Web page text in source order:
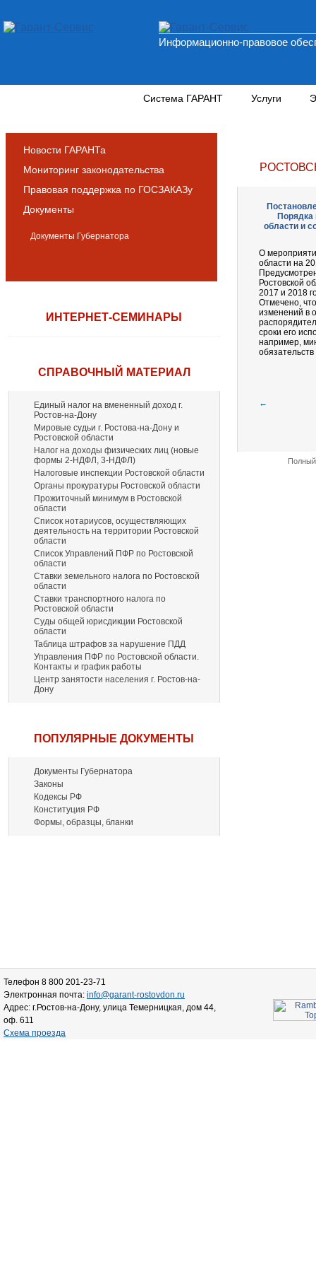
Информационно-правовое
Система ГАРАНТ Услуги
Новости ГАРАНТа
Мониторинг законодательства
Правовая поддержка по ГОСЗАКАЗу
Документы
Документы Губернатора
ИНТЕРНЕТ-СЕМИНАРЫ
СПРАВОЧНЫЙ МАТЕРИАЛ
Единый налог на вмененный доход г.
Ростов-на-Дону
Мировые судьи г. Ростова-на-Дону и
Ростовской области
Налог на доходы физических лиц (новые
формы 2-НДФЛ, 3-НДФЛ)
Налоговые инспекции Ростовской области
Органы прокуратуры Ростовской области
Прожиточный минимум в Ростовской
области
Список нотариусов, осуществляющих
деятельность на территории Ростовской
области
Список Управлений ПФР по Ростовской
области
Ставки земельного налога по Ростовской
области
Ставки транспортного налога по
Ростовской области
Суды общей юрисдикции Ростовской
области
Таблица штрафов за нарушение ПДД
Управления ПФР по Ростовской области.
Контакты и график работы
Центр занятости населения г. Ростов-на-
Дону
ПОПУЛЯРНЫЕ ДОКУМЕНТЫ
Документы Губернатора
Законы
Кодексы РФ
Конституция РФ
Формы, образцы, бланки
Порядка
области и
О
области на
Ростовской
2017 и 2018
Отмечено,
изменений в
сроки его
например,
←
Телефон 8 800 201-23-71
Электронная почта: info@garant-rostovdon.ru
Адрес: г.Ростов-на-Дону, улица Темерницкая, дом 44,
оф. 611
Схема проезда